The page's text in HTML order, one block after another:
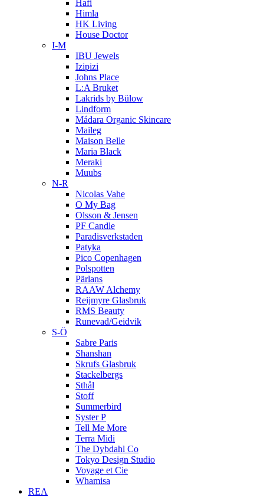
Hafi
Himla
HK Living
House Doctor
I-M
IBU Jewels
Izipizi
Johns Place
L:A Bruket
Lakrids by Bülow
Lindform
Mádara Organic Skincare
Maileg
Maison Belle
Maria Black
Meraki
Muubs
N-R
Nicolas Vahe
O My Bag
Olsson & Jensen
PF Candle
Paradisverkstaden
Patyka
Pico Copenhagen
Polspotten
Pärlans
RAAW Alchemy
Reijmyre Glasbruk
RMS Beauty
Runevad/Geidvik
S-Ö
Sabre Paris
Shanshan
Skrufs Glasbruk
Stackelbergs
Sthål
Stoff
Summerbird
Syster P
Tell Me More
Terra Midi
The Dybdahl Co
Tokyo Design Studio
Voyage et Cie
Whamisa
REA